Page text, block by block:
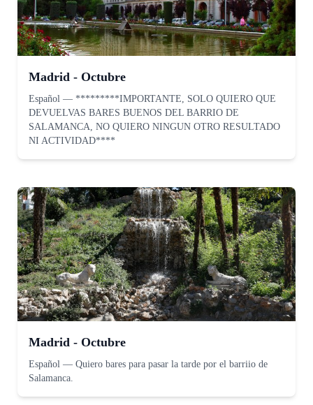
Madrid - Octubre
Español — *********IMPORTANTE, SOLO QUIERO QUE
DEVUELVAS BARES BUENOS DEL BARRIO DE
SALAMANCA, NO QUIERO NINGUN OTRO RESULTADO
NI ACTIVIDAD****
Madrid - Octubre
Español — Quiero bares para pasar la tarde por el barriio de
Salamanca.